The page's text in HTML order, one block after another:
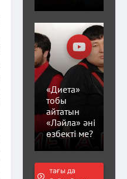
«Диета»
тобы
айтатын
«Ләйла» әні
өзбекті ме?
тағы да